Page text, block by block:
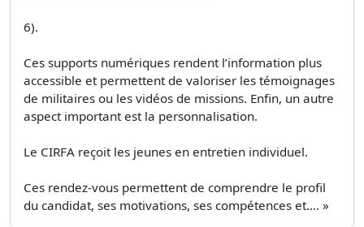
6).
Ces supports numériques rendent l’information plus
accessible et permettent de valoriser les témoignages
de militaires ou les vidéos de missions. Enfin, un autre
aspect important est la personnalisation.
Le CIRFA reçoit les jeunes en entretien individuel.
Ces rendez-vous permettent de comprendre le profil
du candidat, ses motivations, ses compétences et.... »